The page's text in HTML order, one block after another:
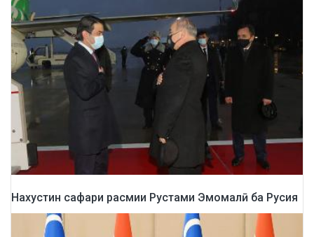
Нахустин сафари расмии Рустами Эмомалӣ ба Русия